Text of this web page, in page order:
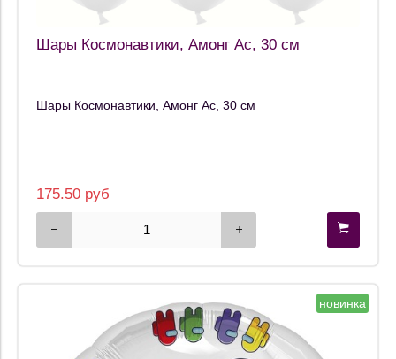
Шары Космонавтики, Амонг Ас, 30 см
Шары Космонавтики, Амонг Ас, 30 см
175.50 руб
новинка